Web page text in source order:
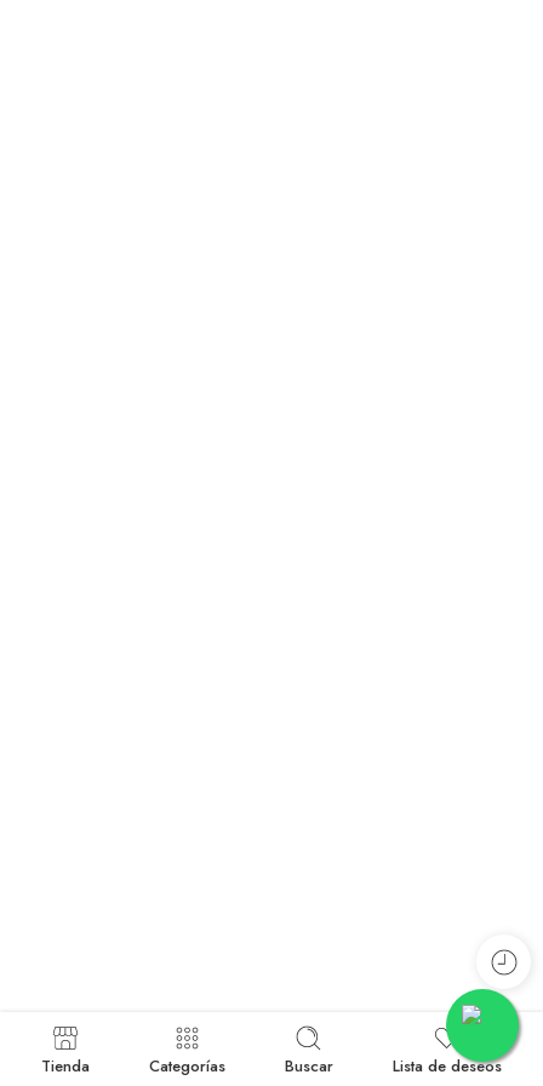
Tienda Categorías Buscar Lista de deseos